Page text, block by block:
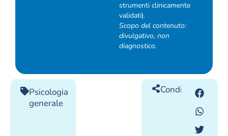
strumenti clinicamente
validati).
Scopo del contenuto:
divulgativo, non
diagnostico.
Psicologia
generale
Condividilo